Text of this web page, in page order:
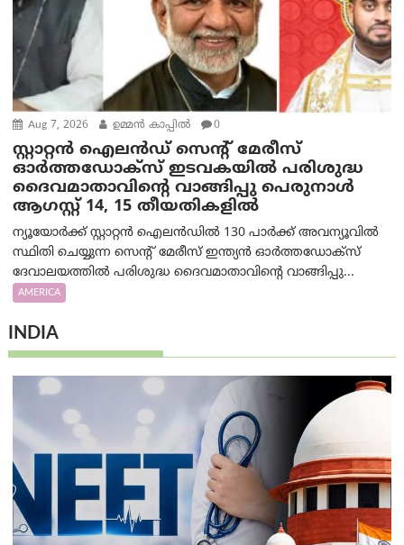
Aug 7, 2026 ഉമ്മന്‍ കാപ്പില്‍ 0
സ്റ്റാറ്റൻ ഐലൻഡ് സെന്റ് മേരീസ്
ഓർത്തഡോക്സ് ഇടവകയിൽ പരിശുദ്ധ
ദൈവമാതാവിന്റെ വാങ്ങിപ്പു പെരുനാൾ
ആഗസ്റ്റ് 14, 15 തീയതികളിൽ
ന്യൂയോർക്ക് സ്റ്റാറ്റൻ ഐലൻഡിൽ 130 പാർക്ക് അവന്യൂവിൽ
സ്ഥിതി ചെയ്യുന്ന സെന്റ് മേരീസ് ഇന്ത്യൻ ഓർത്തഡോക്സ്
ദേവാലയത്തിൽ പരിശുദ്ധ ദൈവമാതാവിന്റെ വാങ്ങിപ്പു...
AMERICA
INDIA